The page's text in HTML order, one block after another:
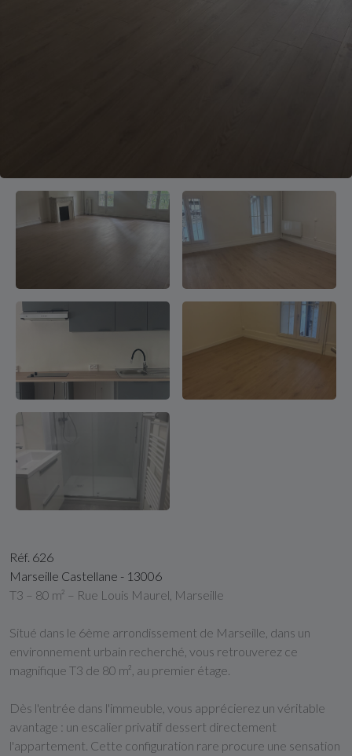
Réf. 626
Marseille Castellane - 13006
T3 – 80 m² – Rue Louis Maurel, Marseille
Situé dans le 6ème arrondissement de Marseille, dans un
environnement urbain recherché, vous retrouverez ce
magnifique T3 de 80 m², au premier étage.
Dès l'entrée dans l'immeuble, vous apprécierez un véritable
avantage : un escalier privatif dessert directement
l'appartement. Cette configuration rare procure une sensation